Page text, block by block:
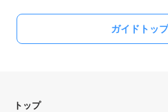
ガイドトッ
トップ